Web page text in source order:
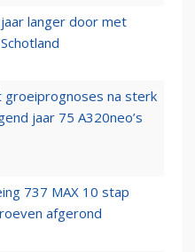
langer door met
groeiprognoses na sterk
jaar 75 A320neo’s
737 MAX 10 stap
afgerond